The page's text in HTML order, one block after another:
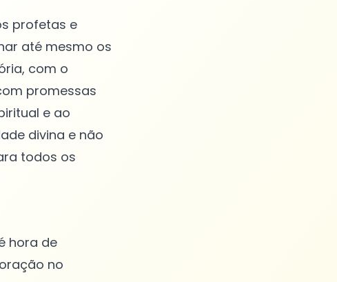
profetas e
até mesmo os
com o
promessas
e ao
divina e não
todos os
hora de
no